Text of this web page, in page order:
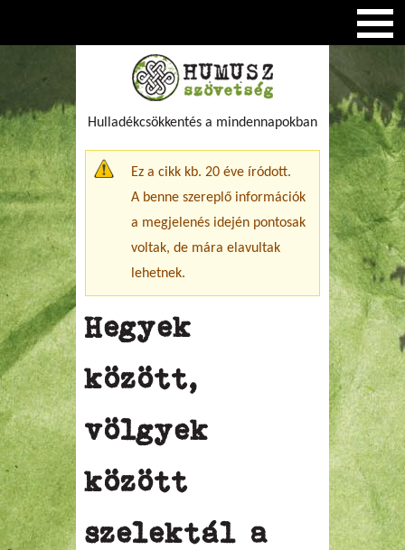
Hulladékcsökkentés a mindennapokban
Figyelmeztető üzenet
Ez a cikk kb. 20 éve íródott.
A benne szereplő információk
a megjelenés idején pontosak
voltak, de mára elavultak
lehetnek.
Hegyek
között,
völgyek
között
szelektál a